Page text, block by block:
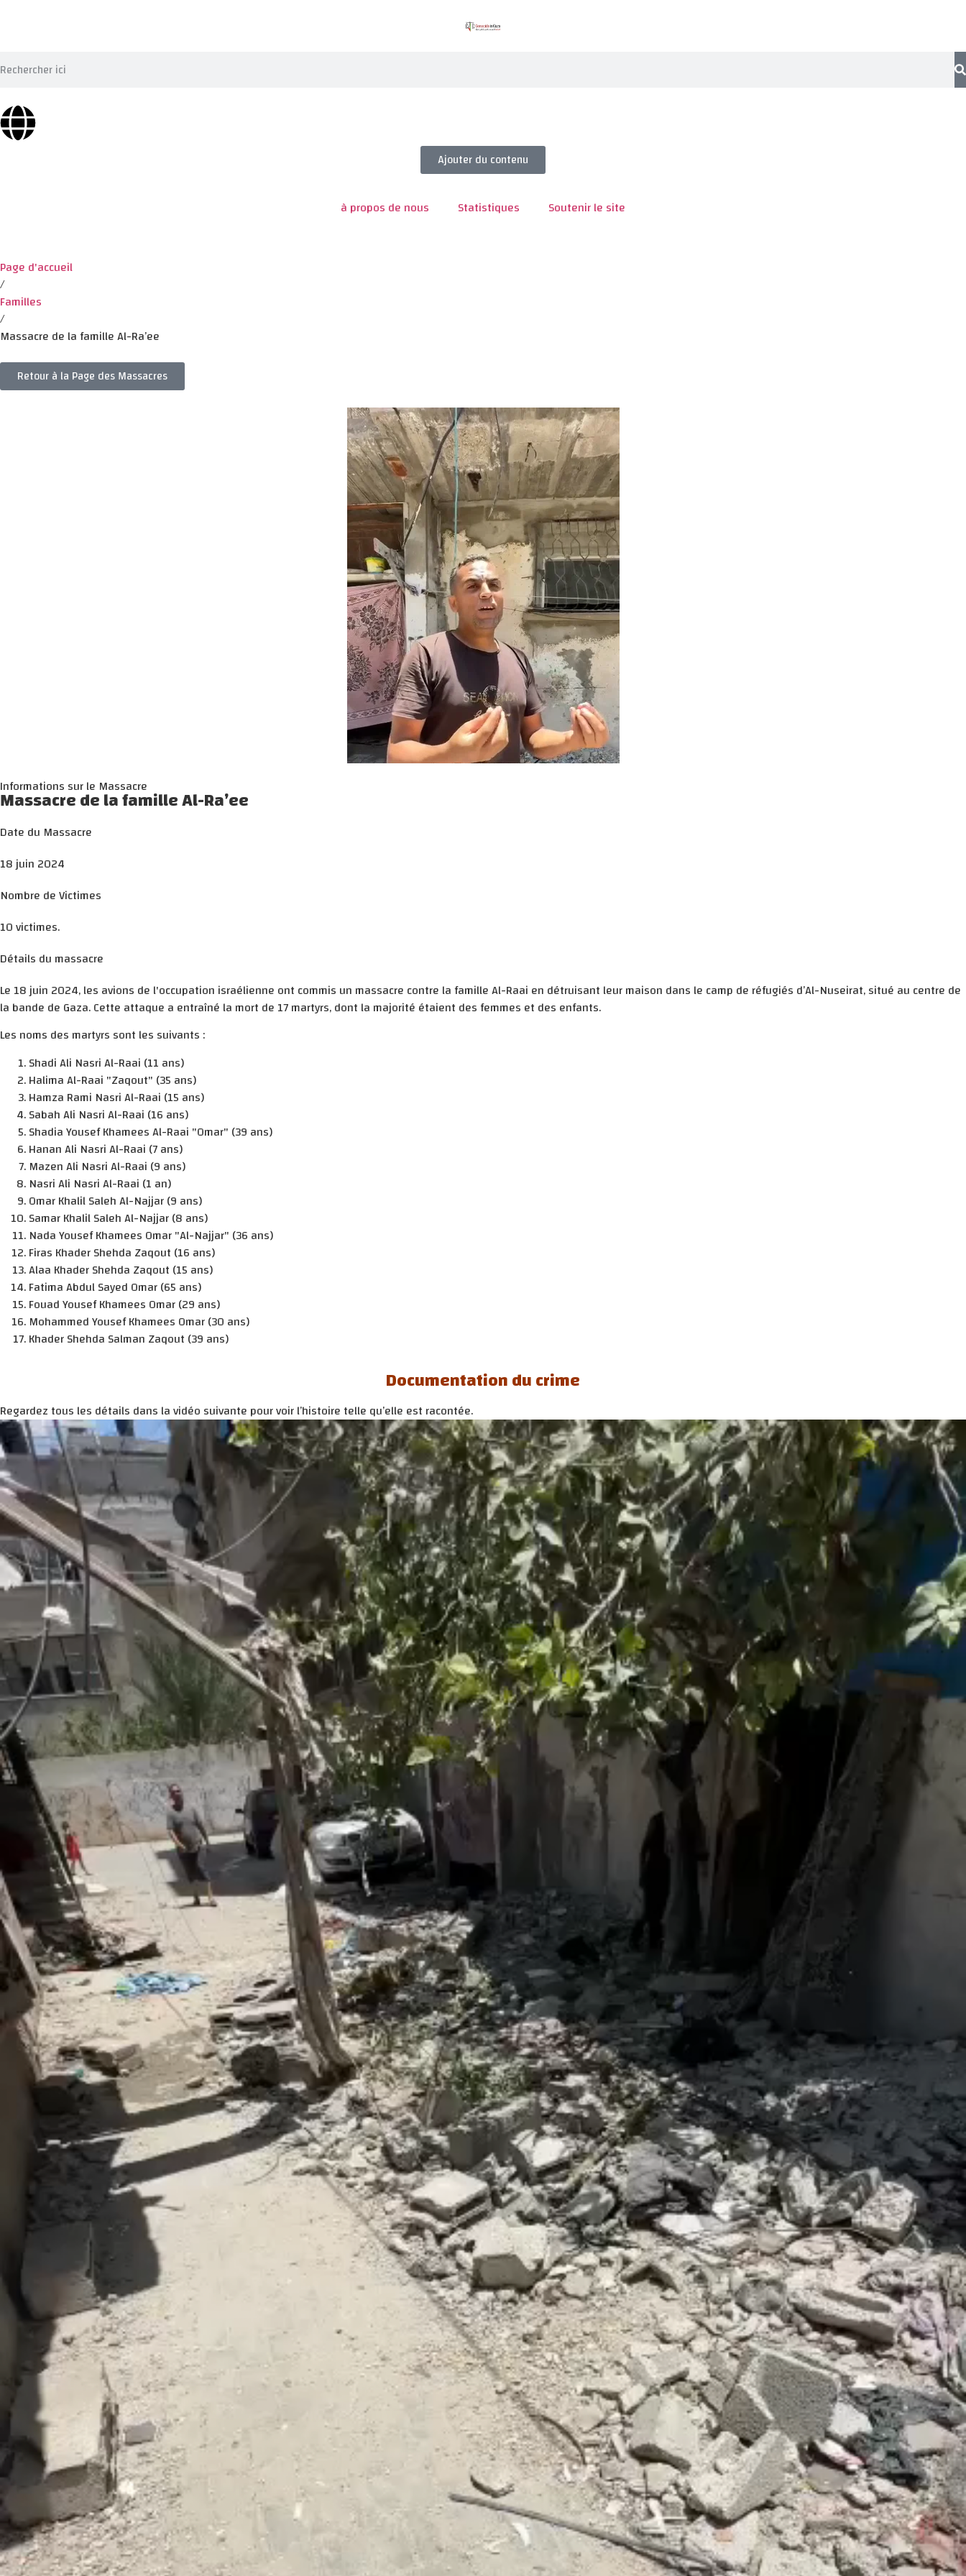
Ajouter du contenu
à propos de nous Statistiques Soutenir le site
Page d'accueil
/
Familles
/
Massacre de la famille Al-Ra’ee
Retour à la Page des Massacres
Informations sur le Massacre
Massacre de la famille Al-Ra’ee
Date du Massacre
18 juin 2024
Nombre de Victimes
10 victimes.
Détails du massacre
Le 18 juin 2024, les avions de l'occupation israélienne ont commis un massacre contre la famille Al-Raai en détruisant leur maison dans le camp de réfugiés d’Al-Nuseirat, situé au centre de
la bande de Gaza. Cette attaque a entraîné la mort de 17 martyrs, dont la majorité étaient des femmes et des enfants.
Les noms des martyrs sont les suivants :
Shadi Ali Nasri Al-Raai (11 ans)
Halima Al-Raai "Zaqout" (35 ans)
Hamza Rami Nasri Al-Raai (15 ans)
Sabah Ali Nasri Al-Raai (16 ans)
Shadia Yousef Khamees Al-Raai "Omar" (39 ans)
Hanan Ali Nasri Al-Raai (7 ans)
Mazen Ali Nasri Al-Raai (9 ans)
Nasri Ali Nasri Al-Raai (1 an)
Omar Khalil Saleh Al-Najjar (9 ans)
Samar Khalil Saleh Al-Najjar (8 ans)
Nada Yousef Khamees Omar "Al-Najjar" (36 ans)
Firas Khader Shehda Zaqout (16 ans)
Alaa Khader Shehda Zaqout (15 ans)
Fatima Abdul Sayed Omar (65 ans)
Fouad Yousef Khamees Omar (29 ans)
Mohammed Yousef Khamees Omar (30 ans)
Khader Shehda Salman Zaqout (39 ans)
Documentation du crime
Regardez tous les détails dans la vidéo suivante pour voir l’histoire telle qu’elle est racontée.